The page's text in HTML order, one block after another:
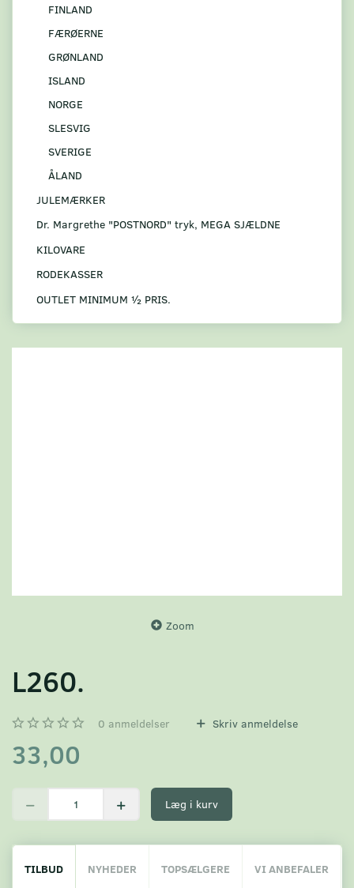
FINLAND
FÆRØERNE
GRØNLAND
ISLAND
NORGE
SLESVIG
SVERIGE
ÅLAND
JULEMÆRKER
Dr. Margrethe "POSTNORD" tryk, MEGA SJÆLDNE
KILOVARE
RODEKASSER
OUTLET MINIMUM ½ PRIS.
Zoom
L260.
0 anmeldelser Skriv anmeldelse
33,00
Læg i kurv
TILBUD NYHEDER TOPSÆLGERE VI ANBEFALER